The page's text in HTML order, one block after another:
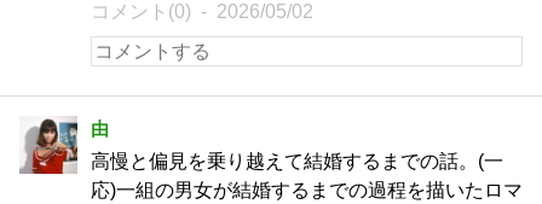
コメント(0) 2026/05/02
由
高慢と偏見を乗り越えて結婚するまでの話。(一
応)一組の男女が結婚するまでの過程を描いたロマ